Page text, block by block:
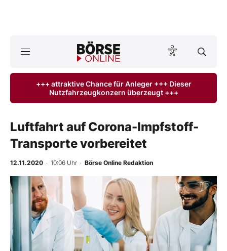
ktuelle Ausgabe BÖRSE ONLINE lesen
Anlageprodukte
Finanz-Check
BO-Musterdepots
Experten
Mein B:O
+++ attraktive Chance für Anleger +++ Dieser
Nutzfahrzeugkonzern überzeugt +++
Luftfahrt auf Corona-Impfstoff-
Transporte vorbereitet
12.11.2020 · 10:06 Uhr · Börse Online Redaktion